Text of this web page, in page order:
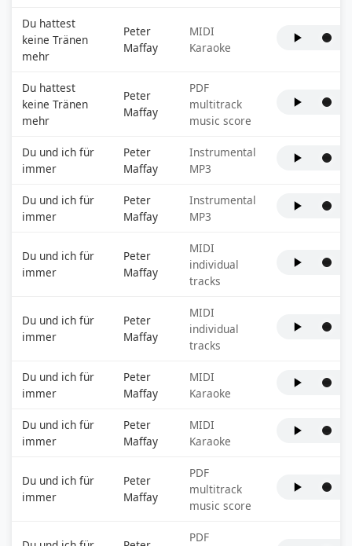
Du hattest
keine Tränen
mehr
Peter
Maffay
MIDI
Karaoke
Du hattest
keine Tränen
mehr
Peter
Maffay
PDF
multitrack
music score
Du und ich für
immer
Peter
Maffay
Instrumental
MP3
Du und ich für
immer
Peter
Maffay
Instrumental
MP3
Du und ich für
immer
Peter
Maffay
MIDI
individual
tracks
Du und ich für
immer
Peter
Maffay
MIDI
individual
tracks
Du und ich für
immer
Peter
Maffay
MIDI
Karaoke
Du und ich für
immer
Peter
Maffay
MIDI
Karaoke
Du und ich für
immer
Peter
Maffay
PDF
multitrack
music score
PDF